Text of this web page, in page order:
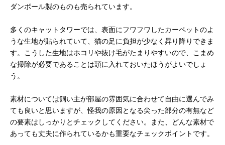
ダンボール製のものも売られています。
多くのキャットタワーでは、表面にフワフワしたカーペットのよ
うな生地が貼られていて、猫の足に負担が少なく昇り降りできま
す。こうした生地はホコリや抜け毛がたまりやすいので、こまめ
な掃除が必要であることは頭に入れておいたほうがよいでしょ
う。
素材については飼い主が部屋の雰囲気に合わせて自由に選んでみ
ても良いと思いますが、怪我の原因となる尖った部分の有無など
の要素はしっかりとチェックしてください。また、どんな素材で
あっても丈夫に作られているかも重要なチェックポイントです。